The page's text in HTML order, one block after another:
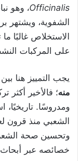
Officinalis، وهو
الشفوية، ويشتهر
الاستخلاص غالبًا
على المركبات
يجب التمييز هنا بين
منه؛ فالأخير أكثر
ومدروسًا.
الشعبي منذ قرون
وتحسين صحة
خصائصه عبر